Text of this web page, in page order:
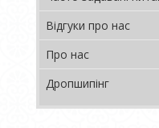
Відгуки про нас
Про нас
Дропшипінг